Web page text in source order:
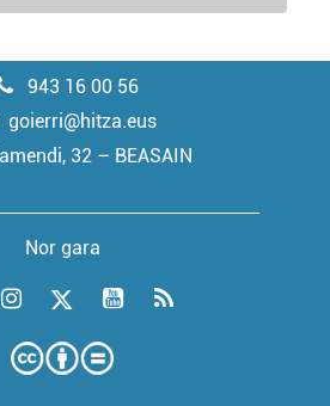
943 16 00 56
goierri@hitza.eus
32 – BEASAIN
Nor gara